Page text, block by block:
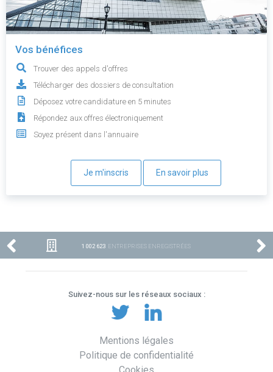
Vos bénéfices
Trouver des appels d'offres
Télécharger des dossiers de consultation
Déposez votre candidature en 5 minutes
Répondez aux offres électroniquement
Soyez présent dans l'annuaire
Je m'inscris En savoir plus
1 002 623 ENTREPRISES ENREGISTRÉES
Suivez-nous sur les réseaux sociaux :
Mentions légales
Politique de confidentialité